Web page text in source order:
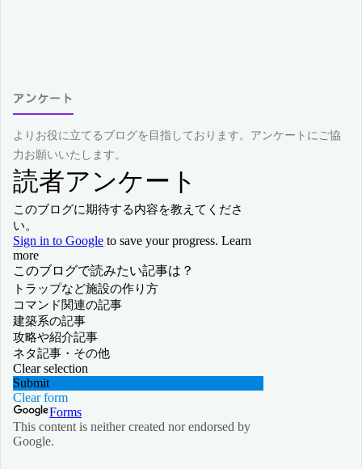
アンケート
よりお役に立てるブログを目指しております。アンケートにご協
力お願いいたします。